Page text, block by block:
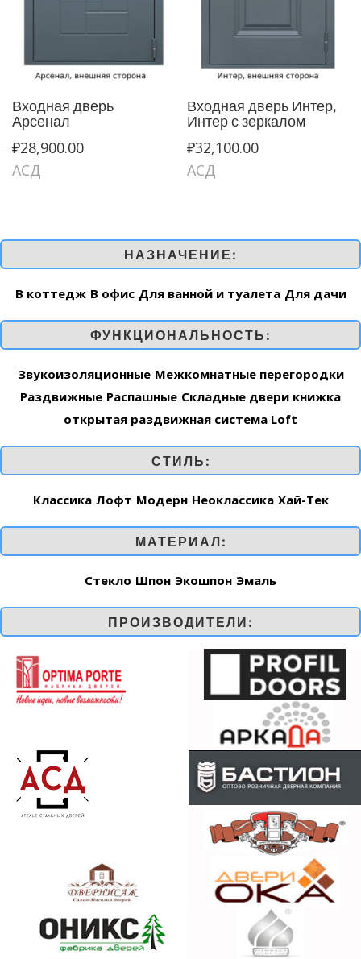
Входная дверь
Арсенал
₽28,900.00
АСД
Входная дверь Интер,
Интер с зеркалом
₽32,100.00
АСД
НАЗНАЧЕНИЕ:
В коттедж В офис Для ванной и туалета Для дачи
ФУНКЦИОНАЛЬНОСТЬ:
Звукоизоляционные Межкомнатные перегородки
Раздвижные Распашные Складные двери книжка
открытая раздвижная система Loft
СТИЛЬ:
Классика Лофт Модерн Неоклассика Хай-Тек
МАТЕРИАЛ:
Стекло Шпон Экошпон Эмаль
ПРОИЗВОДИТЕЛИ: